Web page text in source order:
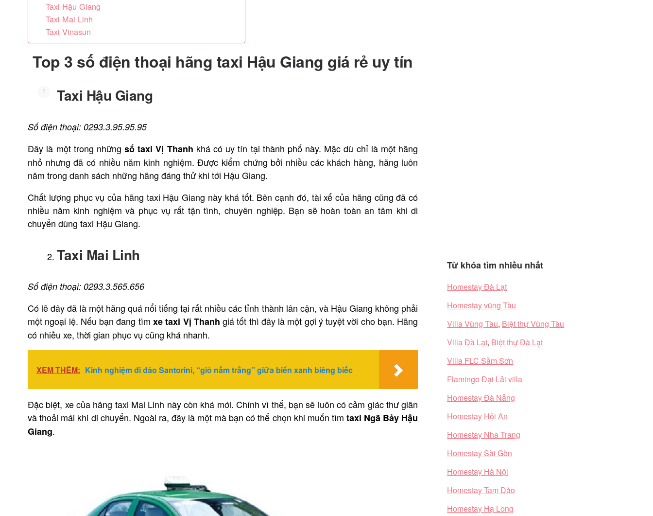
Taxi Hậu Giang
Taxi Mai Linh
Taxi Vinasun
Top 3 số điện thoại hãng taxi Hậu Giang giá rẻ uy tín
Taxi Hậu Giang
Số điện thoại: 0293.3.95.95.95
Đây là một trong nhữngsố taxi Vị Thanh khá có uy tín tại thành phố này. Mặc dù chỉ là một hãng
nhỏ nhưng đã có nhiều năm kinh nghiệm. Được kiểm chứng bởi nhiều các khách hàng, hãng luôn
năm trong danh sách những hãng đáng thử khi tới Hậu Giang.
Chất lượng phục vụ của hãng taxi Hậu Giang này khá tốt. Bên cạnh đó, tài xế của hãng cũng đã có
nhiều năm kinh nghiệm và phục vụ rất tận tình, chuyên nghiệp. Bạn sẽ hoàn toàn an tâm khi di
chuyển dùng taxi Hậu Giang.
Taxi Mai Linh
Số điện thoại: 0293.3.565.656
Có lẽ đây đã là một hãng quá nổi tiếng tại rất nhiều các tỉnh thành lân cận, và Hậu Giang không phải
một ngoại lệ. Nếu bạn đang tìm xe taxi Vị Thanh giá tốt thì đây là một gợi ý tuyệt vời cho bạn. Hãng
có nhiều xe, thời gian phục vụ cũng khá nhanh.
XEM THÊM: Kinh nghiệm đi đảo Santorini, “giỏ nấm trắng” giữa biển xanh biêng biếc
Đặc biệt, xe của hãng taxi Mai Linh này còn khá mới. Chính vì thể, bạn sẽ luôn có cảm giác thư giãn
và thoải mái khi di chuyển. Ngoài ra, đây là một mà bạn có thể chọn khi muốn tìm taxi Ngã Bảy Hậu
Giang.
Từ khóa tìm nhiều nhất
Homestay Đà Lạt
Homestay vũng Tàu
Villa Vũng Tàu, Biệt thự Vũng Tàu
Villa Đà Lạt, Biệt thự Đà Lạt
Villa FLC Sầm Sơn
Flamingo Đại Lải villa
Homestay Đà Nẵng
Homestay Hội An
Homestay Nha Trang
Homestay Sài Gòn
Homestay Hà Nội
Homestay Tam Đảo
Homestay Hạ Long